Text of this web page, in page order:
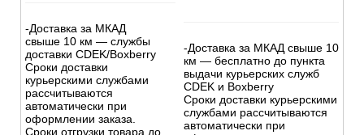
-Доставка за МКАД
свыше 10 км — службы
доставки CDEK/Boxberry
Сроки доставки
курьерскими службами
рассчитываются
автоматически при
оформлении заказа.
Сроки отгрузки товара до
-Доставка за МКАД свыше 10
км — бесплатно до пункта
выдачи курьерских служб
CDEK и Boxberry
Сроки доставки курьерскими
службами рассчитываются
автоматически при